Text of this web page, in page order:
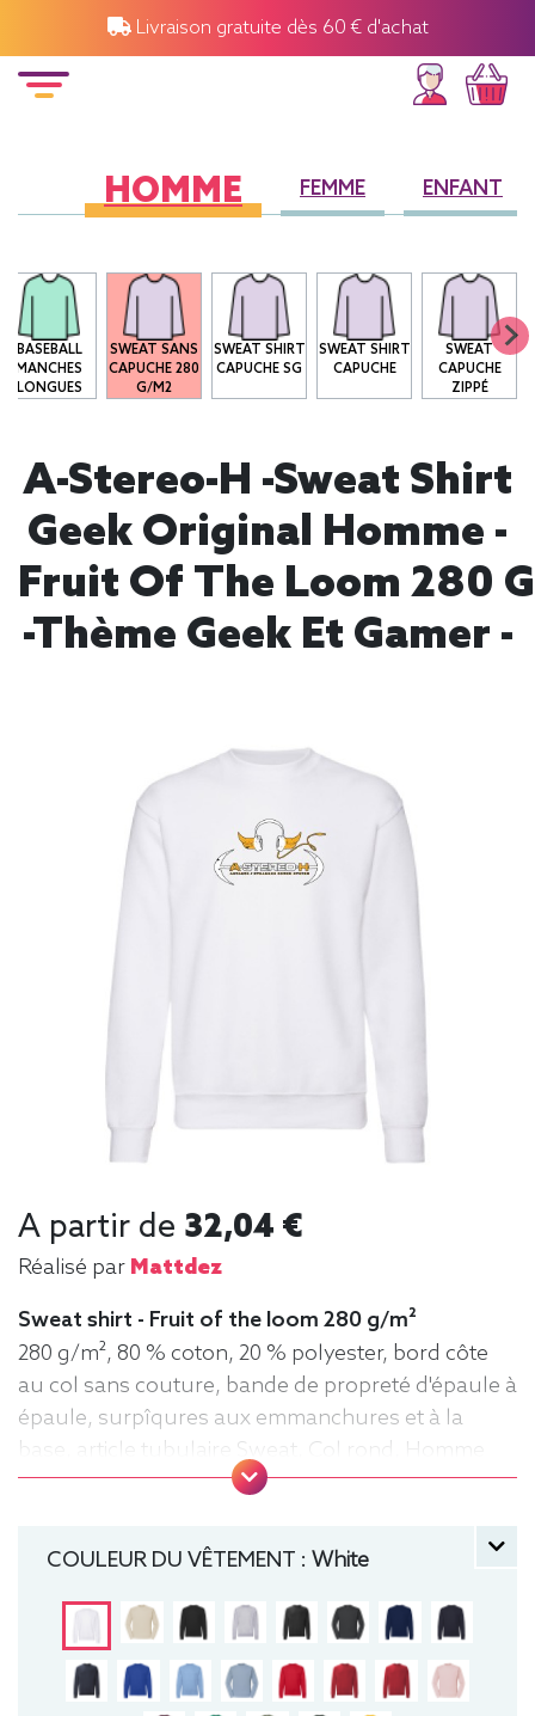
Livraison gratuite dès 60 € d'achat
HOMME FEMME ENFANT
BASEBALL
MANCHES
LONGUES
SWEAT SANS
CAPUCHE 280
G/M2
SWEAT SHIRT
CAPUCHE SG
SWEAT SHIRT
CAPUCHE
SWEAT
CAPUCHE
ZIPPÉ
A-Stereo-H -Sweat Shirt
Geek Original Homme -
Fruit Of The Loom 280
-Thème Geek Et Gamer -
A partir de 32,04 €
Réalisé par Mattdez
Sweat shirt - Fruit of the loom 280 g/m²
280 g/m², 80 % coton, 20 % polyester, bord côte
au col sans couture, bande de propreté d'épaule à
épaule, surpîqures aux emmanchures et à la
base, article tubulaire Sweat, Col rond, Homme
COULEUR DU VÊTEMENT : White